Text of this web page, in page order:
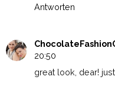
Antworten
20:50
great look, dear!